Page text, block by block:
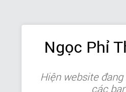
Ngọc Phỉ
Hiện website
các